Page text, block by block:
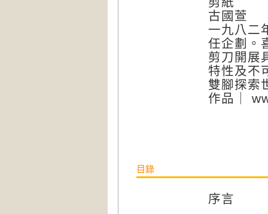
古國萱
一九八二
任企劃。
剪刀開展
特性及不
雙腳探索
作品｜
目錄
序言